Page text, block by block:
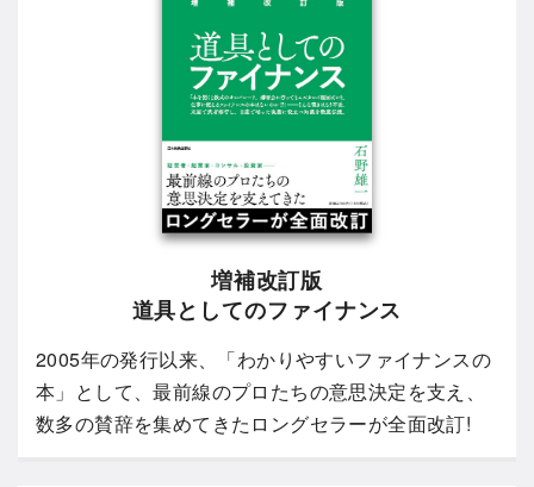
増補改訂版
道具としてのファイナンス
2005年の発行以来、「わかりやすいファイナンスの
本」として、最前線のプロたちの意思決定を支え、
数多の賛辞を集めてきたロングセラーが全面改訂!